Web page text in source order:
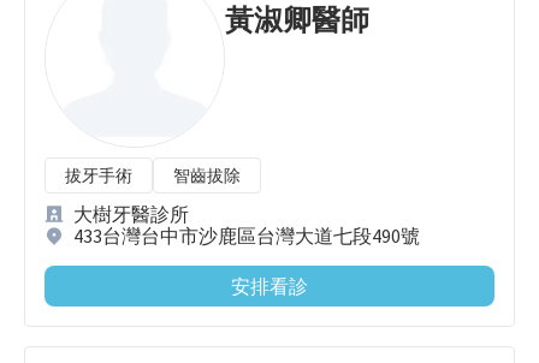
黃淑卿醫師
拔牙手術 智齒拔除
大樹牙醫診所
433台灣台中市沙鹿區台灣大道七段490號
安排看診